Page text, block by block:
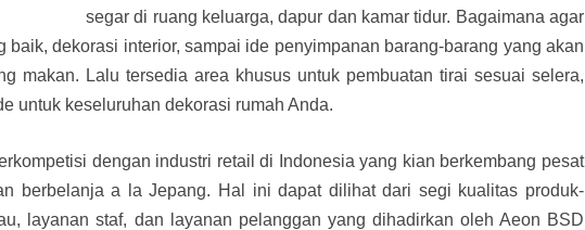
segar di ruang keluarga, dapur dan kamar tidur. Bagaimana agar
baik, dekorasi interior, sampai ide penyimpanan barang-barang yang akan
makan. Lalu tersedia area khusus untuk pembuatan tirai sesuai selera,
untuk keseluruhan dekorasi rumah Anda.
dengan industri retail di Indonesia yang kian berkembang pesat
berbelanja a la Jepang. Hal ini dapat dilihat dari segi kualitas produk-
layanan staf, dan layanan pelanggan yang dihadirkan oleh Aeon BSD